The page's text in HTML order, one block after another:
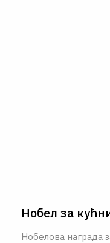
Нобел за
Нобелова награда